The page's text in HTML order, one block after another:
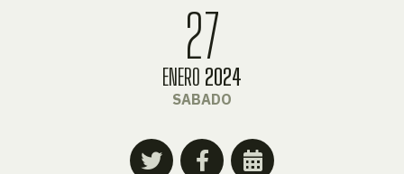
27
ENERO 2024
SABADO